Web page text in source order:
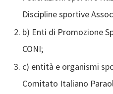
Discipline sportive
b) Enti di Promozione
CONI;
c) entità e organismi
Comitato Italiano